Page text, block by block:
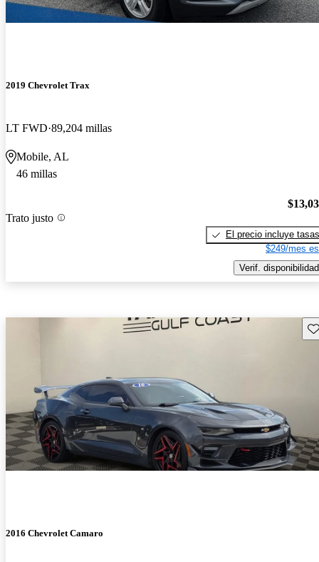
2019 Chevrolet Trax
LT FWD 89,204 millas
Mobile, AL
46 millas
Trato justo
El precio incluye tasas
$249/mes
Verif. disponibilidad
2016 Chevrolet Camaro